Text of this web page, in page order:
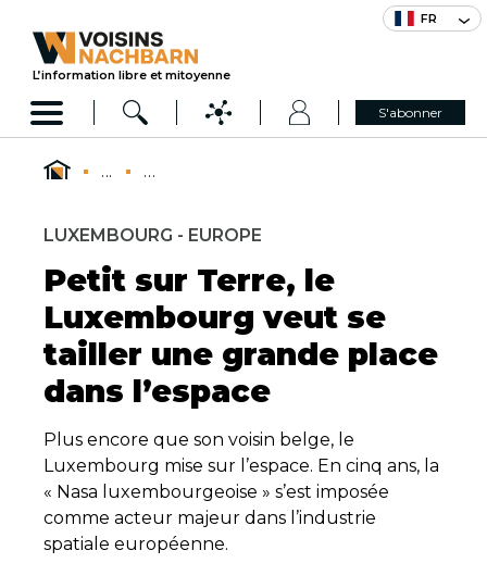
FR
L’information libre et mitoyenne
S'abonner
... ...
LUXEMBOURG - EUROPE
Petit sur Terre, le
Luxembourg veut se
tailler une grande place
dans l’espace
Plus encore que son voisin belge, le
Luxembourg mise sur l’espace. En cinq ans, la
« Nasa luxembourgeoise » s’est imposée
comme acteur majeur dans l’industrie
spatiale européenne.